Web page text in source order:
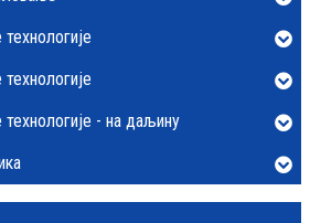
- на даљину